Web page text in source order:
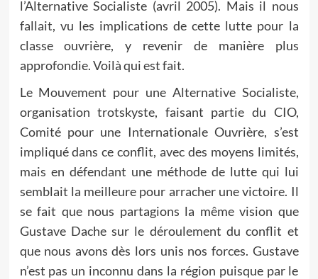
l’Alternative Socialiste (avril 2005). Mais il nous
fallait, vu les implications de cette lutte pour la
classe ouvrière, y revenir de manière plus
approfondie. Voilà qui est fait.
Le Mouvement pour une Alternative Socialiste,
organisation trotskyste, faisant partie du CIO,
Comité pour une Internationale Ouvrière, s’est
impliqué dans ce conflit, avec des moyens limités,
mais en défendant une méthode de lutte qui lui
semblait la meilleure pour arracher une victoire. Il
se fait que nous partagions la même vision que
Gustave Dache sur le déroulement du conflit et
que nous avons dès lors unis nos forces. Gustave
n’est pas un inconnu dans la région puisque par le